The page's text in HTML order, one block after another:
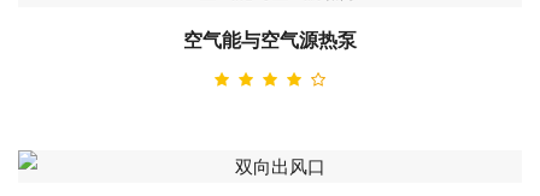
空气能与空气源热泵